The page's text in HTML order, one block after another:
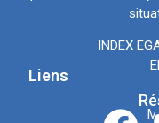
INDEX
Liens